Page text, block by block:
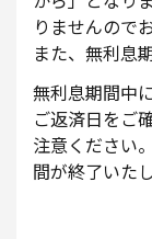
りませんので
また、無利息
無利息期間中
ご返済日をご
注意ください
間が終了いたし